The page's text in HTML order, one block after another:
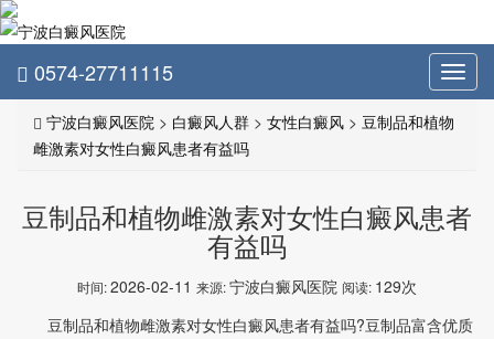
0574-27711115
宁波白癜风医院 > 白癜风人群 > 女性白癜风 > 豆制品和植物
雌激素对女性白癜风患者有益吗
豆制品和植物雌激素对女性白癜风患者
有益吗
时间:2026-02-11 来源:宁波白癜风医院 阅读: 129次
豆制品和植物雌激素对女性白癜风患者有益吗?豆制品富含优质